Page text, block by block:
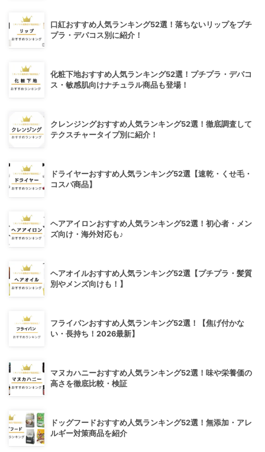
口紅おすすめ人気ランキング52選！落ちないリップをプチ
プラ・デパコス別に紹介！
化粧下地おすすめ人気ランキング52選！プチプラ・デパコ
ス・敏感肌向けナチュラル商品も登場！
クレンジングおすすめ人気ランキング52選！徹底調査して
テクスチャータイプ別に紹介！
ドライヤーおすすめ人気ランキング52選【速乾・くせ毛・
コスパ商品】
ヘアアイロンおすすめ人気ランキング52選！初心者・メン
ズ向け・海外対応も♪
ヘアオイルおすすめ人気ランキング52選【プチプラ・髪質
別やメンズ向けも！】
フライパンおすすめ人気ランキング52選！【焦げ付かな
い・長持ち！2026最新】
マヌカハニーおすすめ人気ランキング52選！味や栄養価の
高さを徹底比較・検証
ドッグフードおすすめ人気ランキング52選！無添加・アレ
ルギー対策商品を紹介